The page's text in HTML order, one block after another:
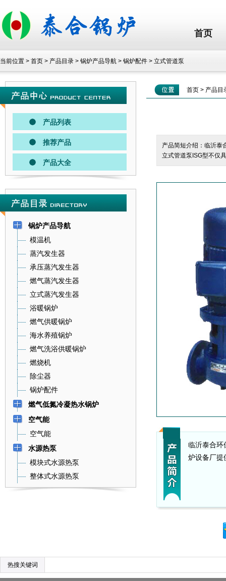
首页
当前位置 > 首页 > 产品目录 > 锅炉产品导航 > 锅炉配件 > 立式管道泵
产品列表
推荐产品
产品大全
锅炉产品导航
模温机
蒸汽发生器
承压蒸汽发生器
燃气蒸汽发生器
立式蒸汽发生器
浴暖锅炉
燃气供暖锅炉
海水养殖锅炉
燃气洗浴供暖锅炉
燃烧机
除尘器
锅炉配件
燃气低氮冷凝热水锅炉
空气能
空气能
水源热泵
模块式水源热泵
整体式水源热泵
首页 > 产品目
产品简短介绍：临沂泰
立式管道泵ISG型不仅
临沂泰合环
炉设备厂提
热搜关键词